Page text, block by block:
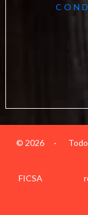
© 2026
FICSA
·